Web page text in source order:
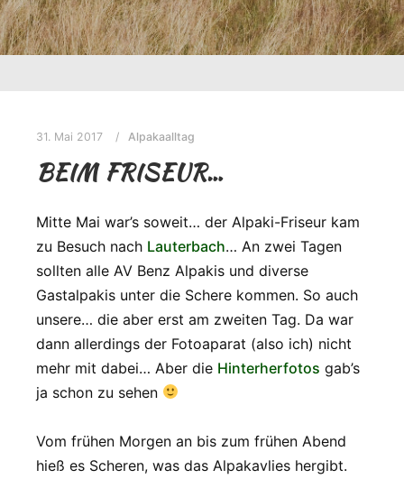
31. Mai 2017 Alpakaalltag
BEIM FRISEUR…
Mitte Mai war’s soweit… der Alpaki-Friseur kam
zu Besuch nach Lauterbach… An zwei Tagen
sollten alle AV Benz Alpakis und diverse
Gastalpakis unter die Schere kommen. So auch
unsere… die aber erst am zweiten Tag. Da war
dann allerdings der Fotoaparat (also ich) nicht
mehr mit dabei… Aber die Hinterherfotos gab’s
ja schon zu sehen
Vom frühen Morgen an bis zum frühen Abend
hieß es Scheren, was das Alpakavlies hergibt.